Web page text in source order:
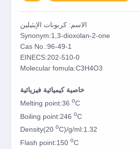
الاسم: كربونات الإيثيلين
Synonym:1,3-dioxolan-2-one
Cas No.:96-49-1
EINECS:202-510-0
Molecular fomula:C3H4O3
خاصية كيميائية فيزيائية
Melting point:36 oC
Boiling point:246 oC
Density(20 oC)/g/ml:1.32
Flash point:150 oC